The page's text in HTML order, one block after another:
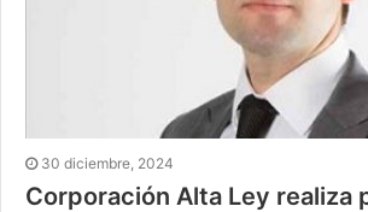
30 diciembre, 2024
Corporación Alta Ley realiza